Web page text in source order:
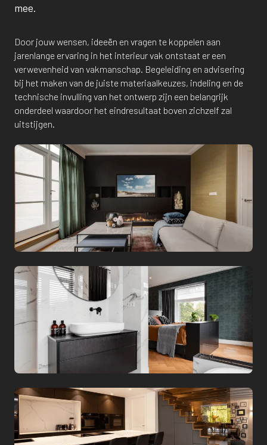
mee.
Door jouw wensen, ideeën en vragen te koppelen aan
jarenlange ervaring in het interieur vak ontstaat er een
verwevenheid van vakmanschap. Begeleiding en advisering
bij het maken van de juiste materiaalkeuzes, indeling en de
technische invulling van het ontwerp zijn een belangrijk
onderdeel waardoor het eindresultaat boven zichzelf zal
uitstijgen.